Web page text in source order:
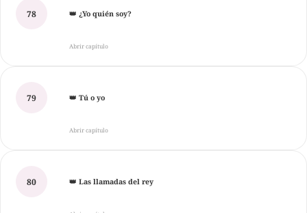
78 👑 ¿Yo quién soy?
Abrir capítulo
79 👑 Tú o yo
Abrir capítulo
80 👑 Las llamadas del rey